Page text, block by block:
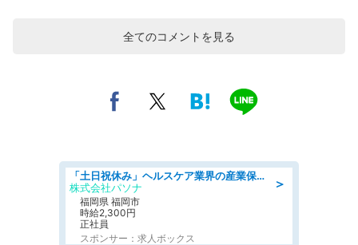
全てのコメントを見る
＞
「土日祝休み」ヘルスケア業界の産業保健師/高時給/未経験OK/要資格:保健師、正看護師
株式会社パソナ
福岡県 福岡市
時給2,300円
正社員
スポンサー：求人ボックス